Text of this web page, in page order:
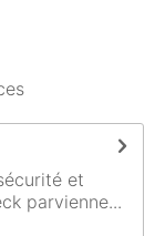
et
parvienne...